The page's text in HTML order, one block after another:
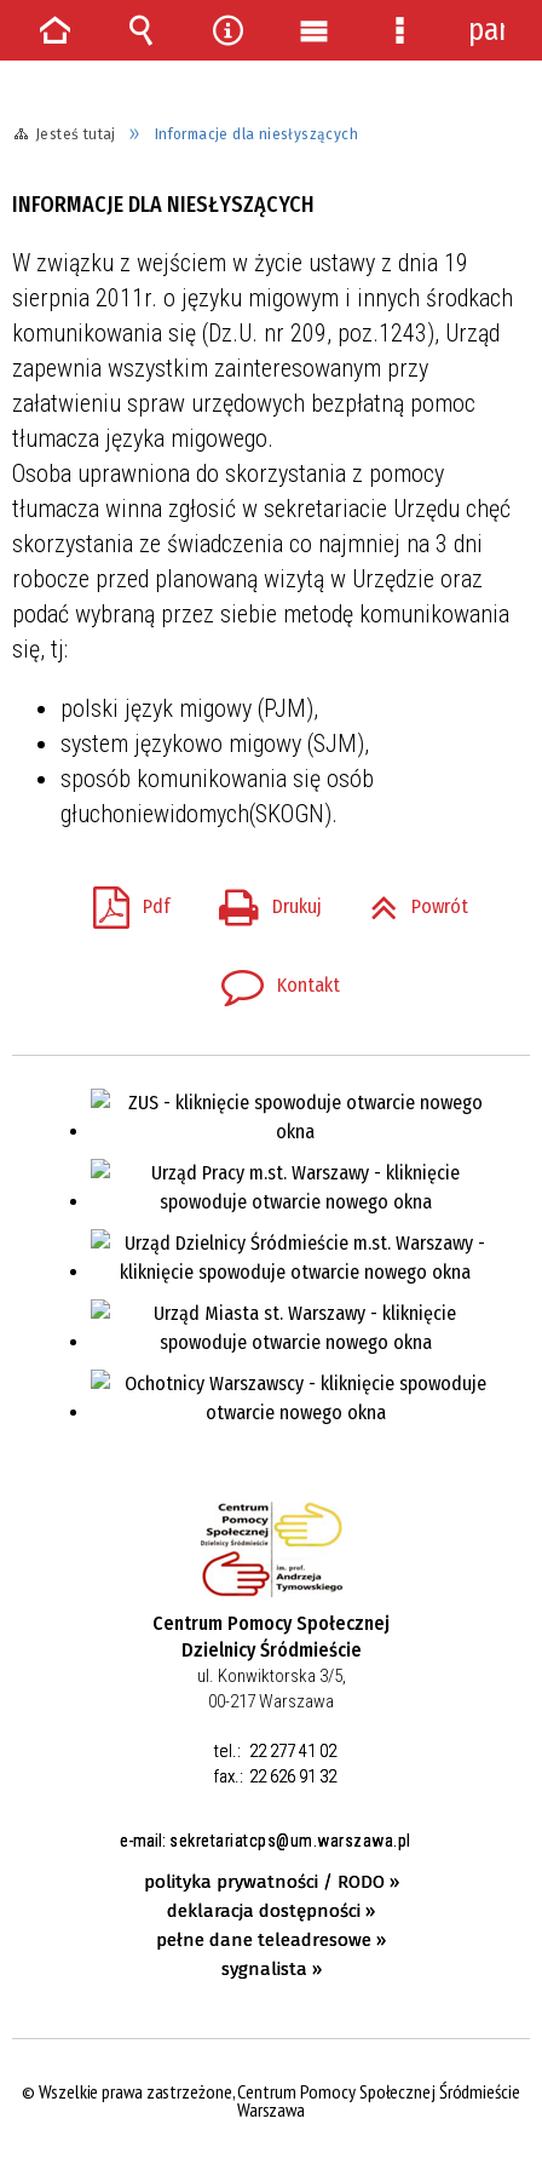
Jesteś tutaj Informacje dla niesłyszących
INFORMACJE DLA NIESŁYSZĄCYCH
W związku z wejściem w życie ustawy z dnia 19
sierpnia 2011r. o języku migowym i innych środkach
komunikowania się (Dz.U. nr 209, poz.1243), Urząd
zapewnia wszystkim zainteresowanym przy
załatwieniu spraw urzędowych bezpłatną pomoc
tłumacza języka migowego.
Osoba uprawniona do skorzystania z pomocy
tłumacza winna zgłosić w sekretariacie Urzędu chęć
skorzystania ze świadczenia co najmniej na 3 dni
robocze przed planowaną wizytą w Urzędzie oraz
podać wybraną przez siebie metodę komunikowania
się, tj:
polski język migowy (PJM),
system językowo migowy (SJM),
sposób komunikowania się osób
głuchoniewidomych(SKOGN).
Pdf Drukuj Powrót
Kontakt
Centrum Pomocy Społecznej
Dzielnicy Śródmieście
ul. Konwiktorska 3/5,
00-217 Warszawa
tel.: 22 277 41 02
fax.: 22 626 91 32
e-mail: sekretariatcps@um.warszawa.pl
polityka prywatności / RODO »
deklaracja dostępności »
pełne dane teleadresowe »
sygnalista »
© Wszelkie prawa zastrzeżone, Centrum Pomocy Społecznej Śródmieście
Warszawa
StronaWyszukiwarka
NarzędziaMenu Menu
panel